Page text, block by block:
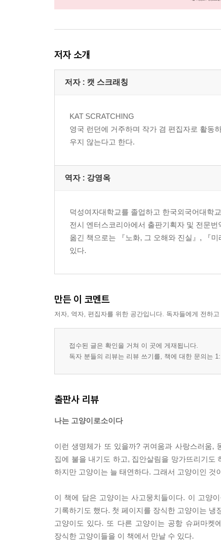
저자 소개
저자 : 캣 스크래칭
KAT SCRATCHING
영국 런던에 거주하며 작가 겸 편집자로 활동
우지 않는다고 한다.
역자 : 강영옥
덕성여자대학교를 졸업하고 한국외국어대학
전시 엔터스코리아에서 출판기획자 및 전문번
옮긴 책으로는 『노화, 그 오해와 진실』, 『
있다.
만든 이 코멘트
저자, 역자, 편집자를 위한 공간입니다. 독자들에게 전하
접수된 글은 확인을 거쳐 이 곳에 게재됩니다.
독자 분들의 리뷰는 리뷰 쓰기를, 책에 대한 문의는
출판사 리뷰
나는 고양이로소이다
이런 생명체가 또 있을까? 귀여움과 사랑스러움,
집에 불을 내기도 하고, 집안살림을 망가뜨리기
하지만 고양이는 늘 태연하다. 그래서 고양이인 것
이 책에 담은 고양이는 사고뭉치들이다. 이 고양
기록하기도 했다. 첫 페이지를 장식한 고양이는
고양이도 있다. 또 다른 고양이는 공항 슈퍼마켓
장식한 고양이들을 이 책에서 만날 수 있다.